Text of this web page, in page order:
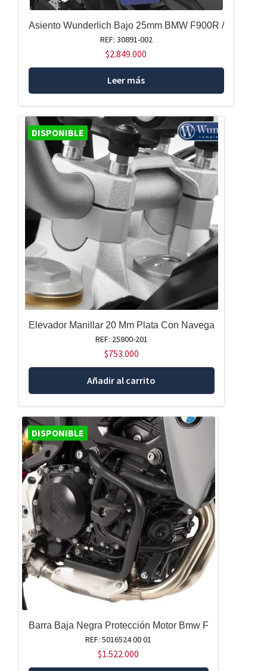
Asiento Wunderlich Bajo 25mm BMW F900R /
REF: 30891-002
$2.849.000
Leer más
DISPONIBLE
Elevador Manillar 20 Mm Plata Con Navega
REF: 25800-201
$753.000
Añadir al carrito
DISPONIBLE
Barra Baja Negra Protección Motor Bmw F
REF: 5016524 00 01
$1.522.000